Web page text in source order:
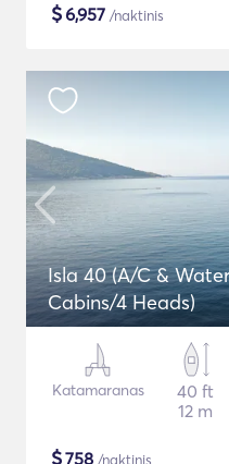
$6,957 /naktinis
Isla 40 (A/C &
Cabins/4 Heads)
Katamaranas
40 ft
12 m
$758 /naktinis